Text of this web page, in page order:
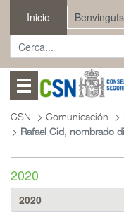
Salta al contingut principal
Inicio
Abrir menú
CSN Comunicación
2020